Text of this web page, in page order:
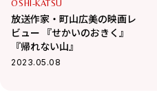
OSHI-KATSU
放送作家・町山広美の映画レ
ビュー 『せかいのおきく』
『帰れない山』
2023.05.08